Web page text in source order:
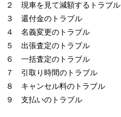
２ 現車を見て減額するトラブル
３ 還付金のトラブル
４ 名義変更のトラブル
５ 出張査定のトラブル
６ 一括査定のトラブル
７ 引取り時間のトラブル
８ キャンセル料のトラブル
９ 支払いのトラブル